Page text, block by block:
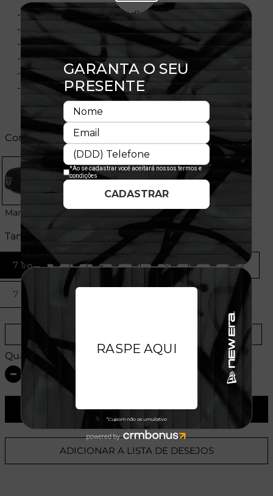
- Modelo fechado (Fitted), vendido por tamanho
- Copa estruturada
- Aba reta
- Flag New Era bordada na lateral esquerda
- Licença oficial
- Composição:100% Poliéster.
Cores:
Marinho
Tamanhos:
7 1/8 7 1/4 7 3/8 7 1/2
7 5/8
Provador Virtual Tabela de Medidas
Quantidade:
ADICIONAR AO CARRINHO
ADICIONAR A LISTA DE DESEJOS